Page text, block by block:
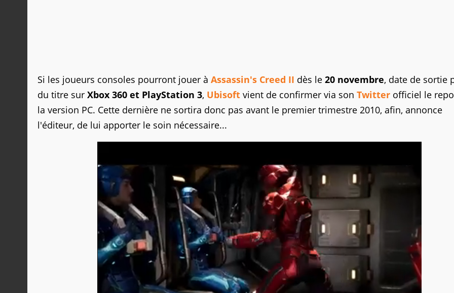
Si les joueurs consoles pourront jouer à Assassin's Creed II dès le 20 novembre, date de sortie
du titre sur Xbox 360 et PlayStation 3, Ubisoft vient de confirmer via son Twitter officiel le
la version PC. Cette dernière ne sortira donc pas avant le premier trimestre 2010, afin, annonce
l'éditeur, de lui apporter le soin nécessaire...